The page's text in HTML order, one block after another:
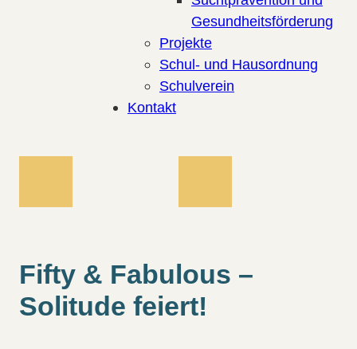
Gesundheitsförderung
Projekte
Schul- und Hausordnung
Schulverein
Kontakt
Fifty & Fabulous –
Solitude feiert!